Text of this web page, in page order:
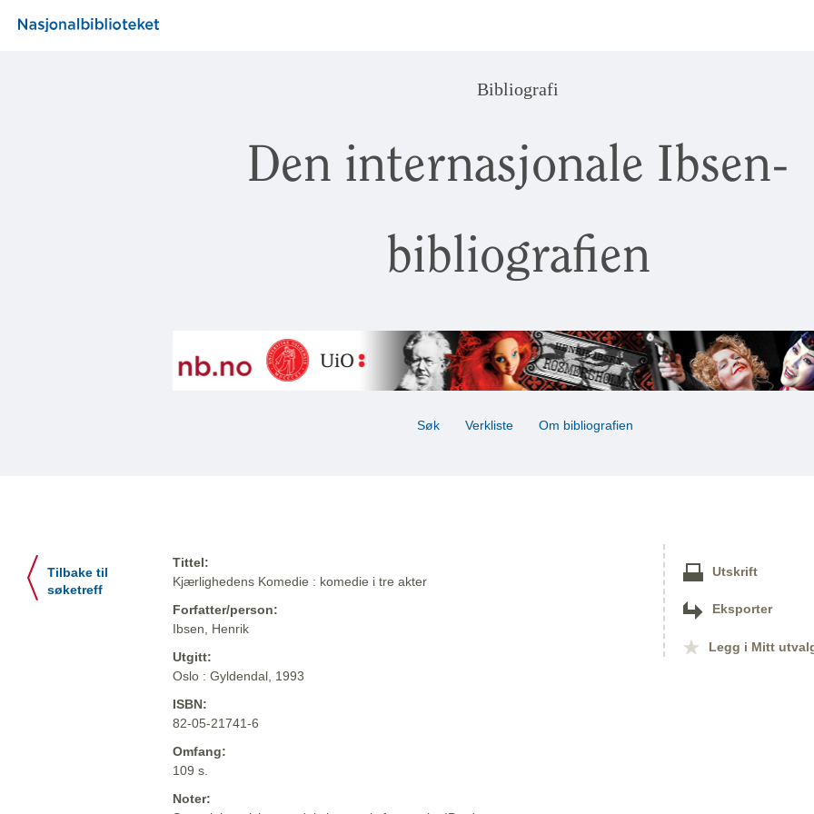
Bibliografi
Den internasjonale Ibsen-
bibliografien
Søk Verkliste Om bibliografien
Tilbake til
søketreff
Tittel:
Kjærlighedens Komedie : komedie i tre akter
Forfatter/person:
Ibsen, Henrik
Utgitt:
Oslo : Gyldendal, 1993
ISBN:
82-05-21741-6
Omfang:
109 s.
Noter:
Utskrift
Eksporter
Legg i Mitt